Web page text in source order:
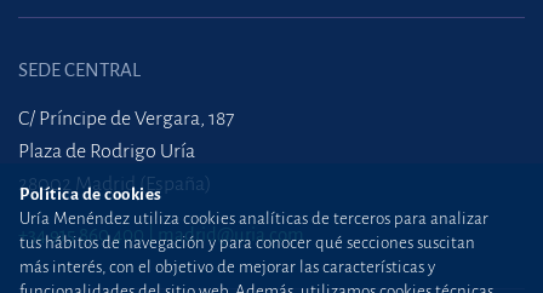
SEDE CENTRAL
C/ Príncipe de Vergara, 187
Plaza de Rodrigo Uría
28002 Madrid (España)
+34 915 860 400 madrid@uria.com
Política de cookies
Uría Menéndez utiliza cookies analíticas de terceros para analizar
tus hábitos de navegación y para conocer qué secciones suscitan
más interés, con el objetivo de mejorar las características y